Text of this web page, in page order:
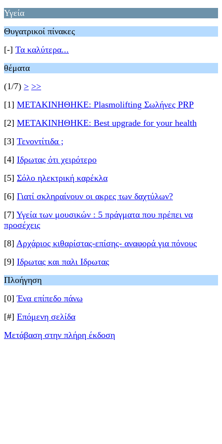
Υγεία
Θυγατρικοί πίνακες
[-] Τα καλύτερα...
θέματα
(1/7) > >>
[1] ΜΕΤΑΚΙΝΗΘΗΚΕ: Plasmolifting Σωλήνες PRP
[2] ΜΕΤΑΚΙΝΗΘΗΚΕ: Best upgrade for your health
[3] Τενοντίτιδα ;
[4] Ιδρωτας ότι χειρότερο
[5] Σόλο ηλεκτρική καρέκλα
[6] Γιατί σκληραίνουν οι ακρες των δαχτύλων?
[7] Υγεία των μουσικών : 5 πράγματα που πρέπει να
προσέχεις
[8] Αρχάριος κιθαρίστας-επίσης- αναφορά για πόνους
[9] Ιδρωτας και παλι Ιδρωτας
Πλοήγηση
[0]Ένα επίπεδο πάνω
[#] Επόμενη σελίδα
Μετάβαση στην πλήρη έκδοση